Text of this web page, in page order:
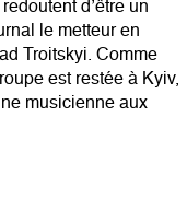
d’être un
le metteur en
Troitskyi. Comme
est restée à Kyiv,
musicienne aux